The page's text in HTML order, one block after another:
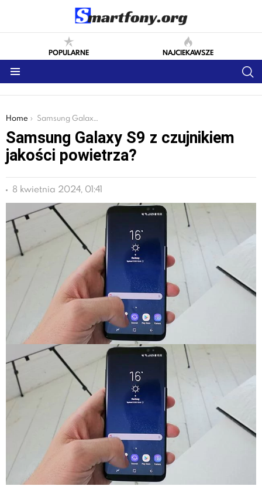
POPULARNE NAJCIEKAWSZE
You are here:
Home Samsung Galaxy S9 z czujnikiem jakości powietrza?
Samsung Galaxy S9 z czujnikiem
jakości powietrza?
8 kwietnia 2024, 01:41